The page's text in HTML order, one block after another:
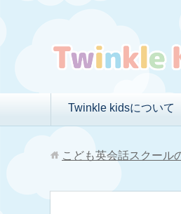
Twinkle kidsについて
こども英会話スクール